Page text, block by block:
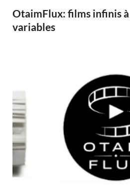
OtaimFlux: films infinis à
variables